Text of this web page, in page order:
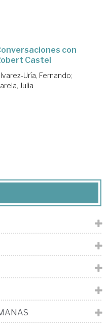
con
Castel
Uría, Fernando;
Julia